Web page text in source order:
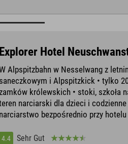
Explorer Hotel
Alpspitzbahn w Nesselwang z
saneczkowym i Alpspitzkick • tylko
królewskich • stoki, szkoła
narciarski dla dzieci i
narciarstwo bezpośrednio przy hotelu
4.4 Sehr Gut